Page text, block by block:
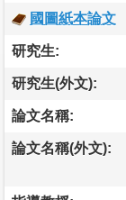
國圖紙本論文
研究生:
研究生(外文):
論文名稱:
論文名稱(外文):